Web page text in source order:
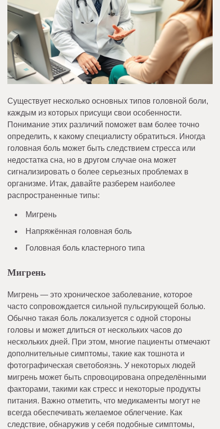
Существует несколько основных типов головной боли,
каждым из которых присущи свои особенности.
Понимание этих различий поможет вам более точно
определить, к какому специалисту обратиться. Иногда
головная боль может быть следствием стресса или
недостатка сна, но в другом случае она может
сигнализировать о более серьезных проблемах в
организме. Итак, давайте разберем наиболее
распространенные типы:
Мигрень
Напряжённая головная боль
Головная боль кластерного типа
Мигрень
Мигрень — это хроническое заболевание, которое
часто сопровождается сильной пульсирующей болью.
Обычно такая боль локализуется с одной стороны
головы и может длиться от нескольких часов до
нескольких дней. При этом, многие пациенты отмечают
дополнительные симптомы, такие как тошнота и
фотографическая светобоязнь. У некоторых людей
мигрень может быть спровоцирована определёнными
факторами, такими как стресс и некоторые продукты
питания. Важно отметить, что медикаменты могут не
всегда обеспечивать желаемое облегчение. Как
следствие, обнаружив у себя подобные симптомы,